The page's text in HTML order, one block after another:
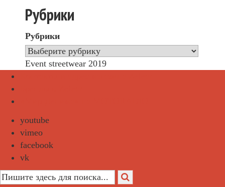
Рубрики
Рубрики
Event streetwear 2019
youtube
vimeo
facebook
vk